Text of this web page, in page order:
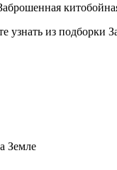
из подборки